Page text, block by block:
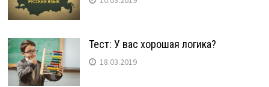
Тест: У вас хорошая логика?
18.03.2019